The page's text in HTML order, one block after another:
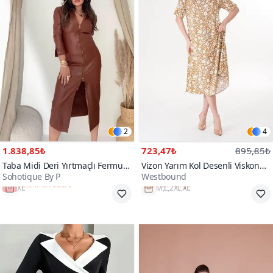
2
1.838,85₺
Taba Midi Deri Yırtmaçlı Fermuar
Detay Elbise
Sohotique By P
XL
4
723,47₺ 895,85₺
Vizon Yarım Kol Desenli Viskon
Yazlık Plaj Ev Tatil Midi Elbise
Westbound
M,L,2XL,XL